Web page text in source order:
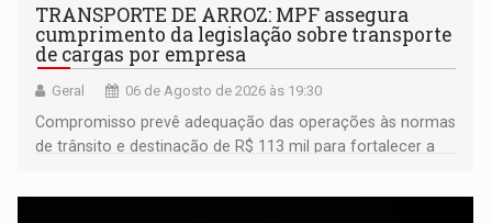
TRANSPORTE DE ARROZ: MPF assegura
cumprimento da legislação sobre transporte
de cargas por empresa
Geral 06 de Agosto de 2026 às 19:30
Compromisso prevê adequação das operações às normas
de trânsito e destinação de R$ 113 mil para fortalecer a